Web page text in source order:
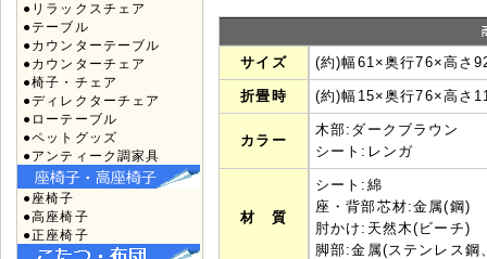
●リラックスチェア
●テーブル
●カウンターテーブル
●カウンターチェア
●椅子・チェア
●ディレクターチェア
●ローテーブル
●ペットグッズ
●アンティーク調家具
●座椅子
●高座椅子
●正座椅子
サイズ (約)幅61×奥行76×高さ
折畳時 (約)幅15×奥行76×高さ
カラー
木部:ダークブラウン
シート:レンガ
材 質
シート:綿
座・背部芯材:金属(鋼)
肘かけ:天然木(ビーチ)
脚部:金属(ステンレス鋼